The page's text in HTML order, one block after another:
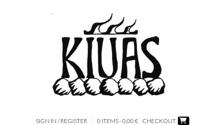
SIGN IN / REGISTER 0 ITEMS - 0,00 € CHECKOUT